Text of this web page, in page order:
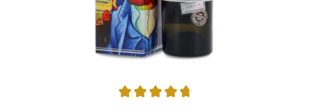
Durchschnittliche Bewertung von 4.81 von 5 Sternen